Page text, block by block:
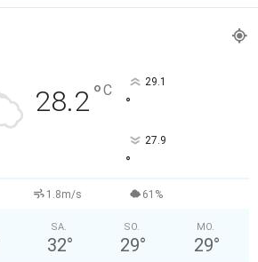
28.2°C 29.1
°
27.9
°
1.8m/s 61%
SA.
32°
SO.
29°
MO.
29°